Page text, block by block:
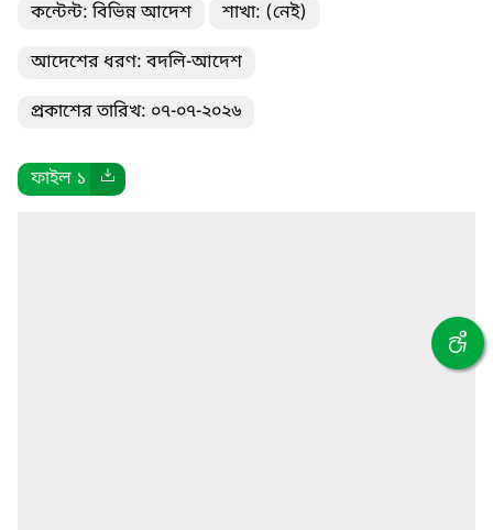
কন্টেন্ট: বিভিন্ন আদেশ শাখা: (নেই)
আদেশের ধরণ: বদলি-আদেশ
প্রকাশের তারিখ: ০৭-০৭-২০২৬
ফাইল ১